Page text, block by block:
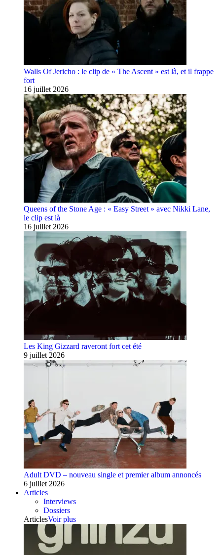
Walls Of Jericho : le clip de « The Ascent » est là, et il frappe
fort
16 juillet 2026
Queens of the Stone Age : « Easy Street » avec Nikki Lane,
le clip est là
16 juillet 2026
Les King Gizzard raveront fort cet été
9 juillet 2026
Adult DVD – nouveau single et premier album annoncés
6 juillet 2026
Articles
Interviews
Dossiers
ArticlesVoir plus